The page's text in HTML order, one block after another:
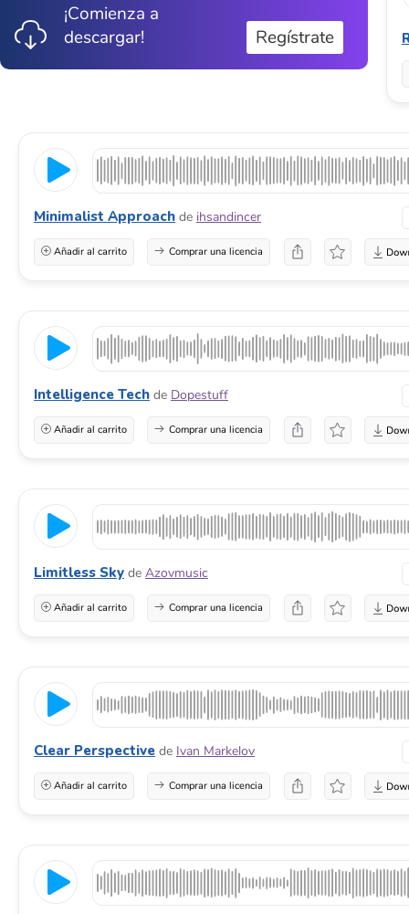
¡Comienza a
descargar!
Regístrate
Minimalist Approach de ihsandincer
Añadir al carrito Comprar una licencia
Intelligence Tech de Dopestuff
Añadir al carrito Comprar una licencia
Limitless Sky de Azovmusic
Añadir al carrito Comprar una licencia
Clear Perspective de Ivan Markelov
Añadir al carrito Comprar una licencia